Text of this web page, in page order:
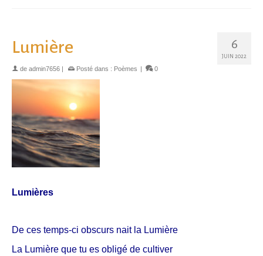
6
JUIN 2022
Lumière
de admin7656 | Posté dans : Poèmes | 0
Lumières
De ces temps-ci obscurs nait la Lumière
La Lumière que tu es obligé de cultiver